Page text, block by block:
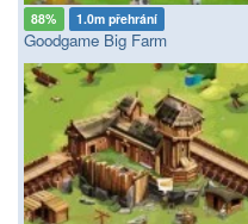
88% 1.0m přehrání
Goodgame Big Farm